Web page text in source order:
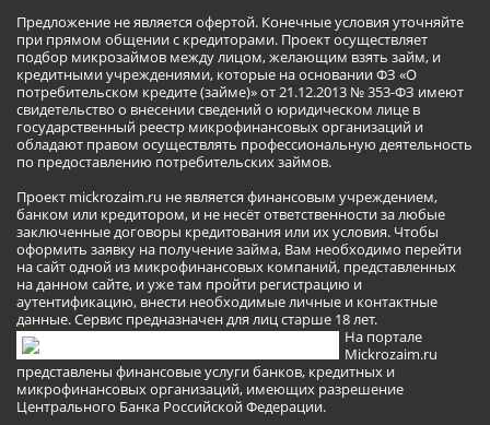
Предложение не является офертой. Конечные условия уточняйте
при прямом общении с кредиторами. Проект осуществляет
подбор микрозаймов между лицом, желающим взять займ, и
кредитными учреждениями, которые на основании ФЗ «О
потребительском кредите (займе)» от 21.12.2013 № 353-ФЗ имеют
свидетельство о внесении сведений о юридическом лице в
государственный реестр микрофинансовых организаций и
обладают правом осуществлять профессиональную деятельность
по предоставлению потребительских займов.
Проект mickrozaim.ru не является финансовым учреждением,
банком или кредитором, и не несёт ответственности за любые
заключенные договоры кредитования или их условия. Чтобы
оформить заявку на получение займа, Вам необходимо перейти
на сайт одной из микрофинансовых компаний, представленных
на данном сайте, и уже там пройти регистрацию и
аутентификацию, внести необходимые личные и контактные
данные. Сервис предназначен для лиц старше 18 лет.
На портале
Mickrozaim.ru
представлены финансовые услуги банков, кредитных и
микрофинансовых организаций, имеющих разрешение
Центрального Банка Российской Федерации.